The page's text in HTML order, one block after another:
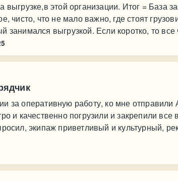
выгрузке,в этой организации. Итог = База
чисто, что не мало важно, где стоят
занимался выгрузкой. Если коротко, то все
за оперативную работу, ко мне отправили
и качественно погрузили и закрепили
экипаж приветливый и культурный,